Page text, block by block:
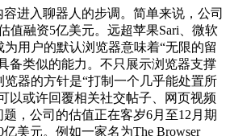
入聊器人的步调。简单来说，公司
值融资5亿美元。远超苹果Sari、微软
为用户的默认浏览器意味着“无限的留
备类似的能力。不只展示浏览器支撑
器的方针是“打制一个几乎能处置所
以或许回覆相关社交帖子、网页视频
，公司的估值正在客岁6月至12月期
美元。例如一家名为The Browser